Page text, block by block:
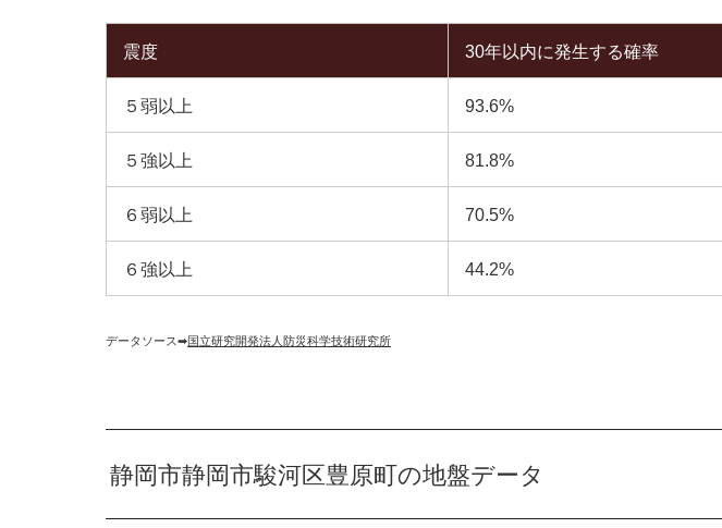
震度 30年以内に発生する確率
５弱以上 93.6%
５強以上 81.8%
６弱以上 70.5%
６強以上 44.2%
データソース➡︎国立研究開発法人防災科学技術研究所
静岡市静岡市駿河区豊原町の地盤データ